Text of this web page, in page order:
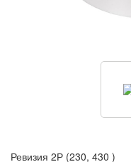
Ревизия 2Р (230, 430 )